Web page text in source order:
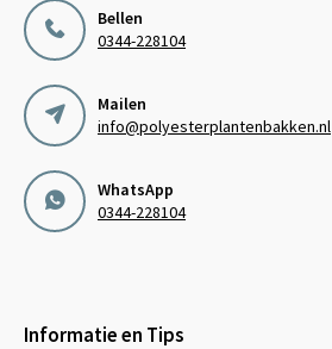
Bellen
0344-228104
Mailen
info@polyesterplantenbakken.nl
WhatsApp
0344-228104
Informatie en Tips